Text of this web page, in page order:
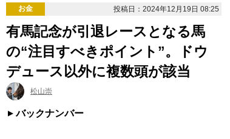
お金
投稿日：2024年12月19日 08:25
有馬記念が引退レースとなる馬
の“注目すべきポイント”。ドウ
デュース以外に複数頭が該当
松山崇
バックナンバー